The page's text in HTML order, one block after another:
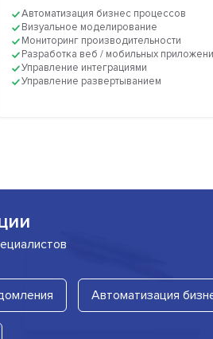
Автоматизация бизнес процессов
Визуальное моделирование
Мониторинг производительности
Разработка веб / мобильных
Управление интеграциями
Управление развертыванием
Автоматизация